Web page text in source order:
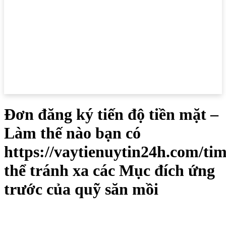
Đơn đăng ký tiến độ tiền mặt –
Làm thế nào bạn có
https://vaytienuytin24h.com/
thể tránh xa các Mục đích ứng
trước của quỹ săn mồi